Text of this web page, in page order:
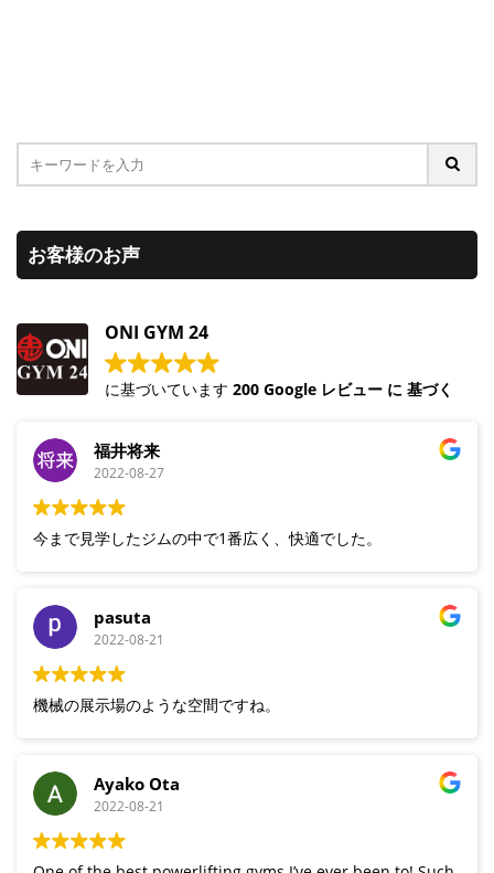
お客様のお声
ONI GYM 24
に基づいています 200 Google レビュー に 基づく
福井将来
2022-08-27
今まで見学したジムの中で1番広く、快適でした。
pasuta
2022-08-21
機械の展示場のような空間ですね。
Ayako Ota
2022-08-21